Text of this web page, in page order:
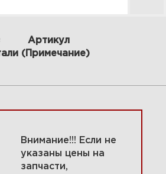
направляющие,
Увеличить
Артикул
(Примечание)
Внимание!!! Если не
указаны цены на
запчасти,